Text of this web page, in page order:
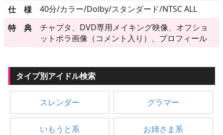
▶ 会社概要
▶ お問い合わせフォーム
仕 様
40分/カラー/Dolby/スタンダード/NTSC ALL
特 典
チャプタ、DVD専用メイキング映像、オフショ
ットポラ画像（コメント入り）、プロフィール
タイプ別アイドル検索
スレンダー グラマー
いもうと系 お姉さま系